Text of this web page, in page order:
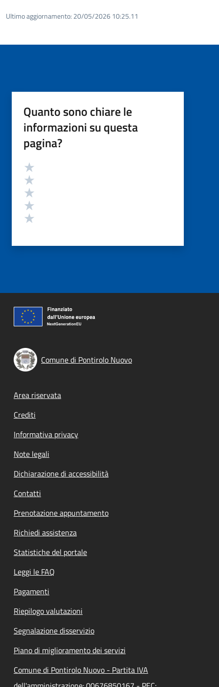
Ultimo aggiornamento: 20/05/2026 10:25.11
Quanto sono chiare le
informazioni su questa
pagina?
Valutazione
Comune di Pontirolo Nuovo
Footer menu
Area riservata
Crediti
Informativa privacy
Note legali
Dichiarazione di accessibilità
Contatti
Prenotazione appuntamento
Richiedi assistenza
Statistiche del portale
Leggi le FAQ
Pagamenti
Riepilogo valutazioni
Segnalazione disservizio
Piano di miglioramento dei servizi
Comune di Pontirolo Nuovo - Partita IVA